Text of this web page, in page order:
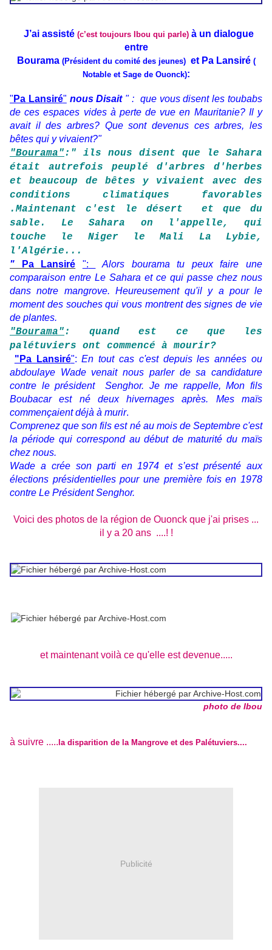
J’ai assisté (c’est toujours Ibou qui parle) à un dialogue
entre
Bourama (Président du comité des jeunes) et Pa Lansiré (
Notable et Sage de Ouonck):
" Pa Lansiré" nous Disait" : que vous disent les toubabs
de ces espaces vides à perte de vue en Mauritanie? Il y
avait il des arbres? Que sont devenus ces arbres, les
bêtes qui y vivaient?"
"Bourama" :" ils nous disent que le Sahara
était autrefois peuplé d'arbres d'herbes
et beaucoup de bêtes y vivaient avec des
conditions climatiques favorables
.Maintenant c'est le désert et que du
sable. Le Sahara on l'appelle, qui
touche le Niger le Mali La Lybie,
l'Algérie...
" Pa Lansiré ":
Alors bourama tu peux faire une
comparaison entre Le Sahara et ce qui passe chez nous
dans notre mangrove. Heureusement qu'il y a pour le
moment des souches qui vous montrent des signes de vie
de plantes.
"Bourama" : quand est ce que les
palétuviers ont commencé à mourir?
"Pa Lansiré":En tout cas c'est depuis les années ou
abdoulaye Wade venait nous parler de sa candidature
contre le président Senghor. Je me rappelle, Mon fils
Boubacar est né deux hivernages après. Mes
maïs
commençaient déjà à murir.
Comprenez que son fils est né au mois de Septembre c'est
la période qui correspond au début de maturité du maïs
chez nous.
Wade a crée son parti en 1974 et s’est présenté aux
élections présidentielles pour une première fois en 1978
contre Le Président Senghor.
Voici des photos de la région de Ouonck que j'ai prises ...
il y a 20 ans ....! !
et maintenant voilà ce qu'elle est devenue.....
photo de Ibou
à suivre ..... la disparition de la Mangrove et des Palétuviers....
Publicité